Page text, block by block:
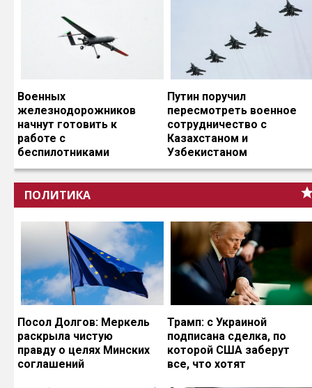
Военных
железнодорожников
начнут готовить к
работе с
беспилотниками
Путин поручил
пересмотреть военное
сотрудничество с
Казахстаном и
Узбекистаном
ПОЛИТИКА
Посол Долгов: Меркель
раскрыла чистую
правду о целях Минских
соглашений
Трамп: с Украиной
подписана сделка, по
которой США заберут
все, что хотят